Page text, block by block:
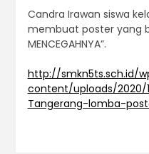
Candra Irawan siswa
membuat poster yang
MENCEGAHNYA”.
http://smkn5ts.sch.id/
content/uploads/2020/
Tangerang-lomba-